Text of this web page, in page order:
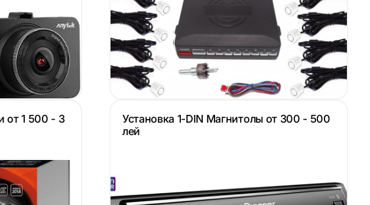
от 1 500 - 3
Установка 1-DIN Mагнитолы от 300 - 500
лей